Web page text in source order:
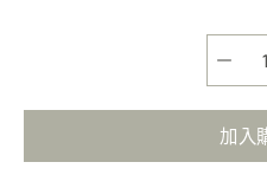
加入